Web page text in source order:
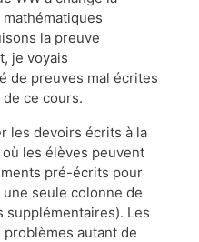
la preuve
je voyais
de preuves mal écrites
ce cours.
les devoirs écrits à la
les élèves peuvent
pré-écrits pour
seule colonne de
supplémentaires). Les
autant de